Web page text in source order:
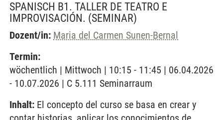
SPANISCH B1. TALLER DE TEATRO E
IMPROVISACIÓN. (SEMINAR)
Dozent/in: Maria del Carmen Sunen-Bernal
Termin:
wöchentlich | Mittwoch | 10:15 - 11:45 | 06.04.2026
- 10.07.2026 | C 5.111 Seminarraum
Inhalt: El concepto del curso se basa en crear y